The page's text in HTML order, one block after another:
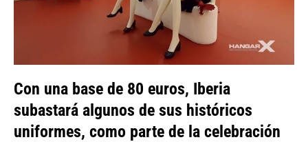
Con una base de 80 euros, Iberia
subastará algunos de sus históricos
uniformes, como parte de la celebración